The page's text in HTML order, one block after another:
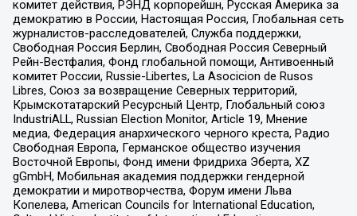
комитет действия, РЭНД корпорейшн, Русская Америка за
демократию в России, Настоящая Россия, Глобальная сеть
журналистов-расследователей, Служба поддержки,
Свободная Россия Берлин, Свободная Россия Северный
Рейн-Вестфалия, Фонд глобальной помощи, Антивоенный
комитет России, Russie-Libertes, La Asocicion de Rusos
Libres, Союз за возвращение Северных территорий,
Крымскотатарский Ресурсный Центр, Глобальный союз
IndustriALL, Russian Election Monitor, Article 19, Мнение
медиа, Федерация анархического черного креста, Радио
Свободная Европа, Германское общество изучения
Восточной Европы, Фонд имени Фридриха Эберта, XZ
gGmbH, Мобильная академия поддержки гендерной
демократии и миротворчества, Форум имени Льва
Копелева, American Councils for International Education,